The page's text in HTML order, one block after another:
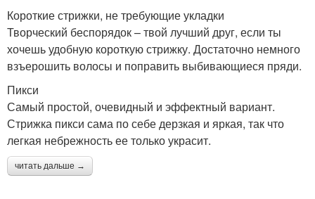
Короткие стрижки, не требующие укладки
Творческий беспорядок – твой лучший друг, если ты
хочешь удобную короткую стрижку. Достаточно немного
взъерошить волосы и поправить выбивающиеся пряди.
Пикси
Самый простой, очевидный и эффектный вариант.
Стрижка пикси сама по себе дерзкая и яркая, так что
легкая небрежность ее только украсит.
читать дальше →